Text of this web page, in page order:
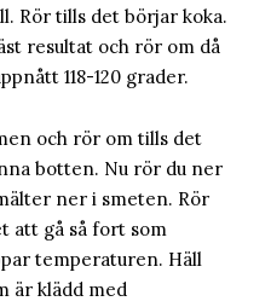
Rör tills det börjar koka.
resultat och rör om då
118-120 grader.
och rör om tills det
botten. Nu rör du ner
ner i smeten. Rör
att gå så fort som
temperaturen. Häll
är klädd med